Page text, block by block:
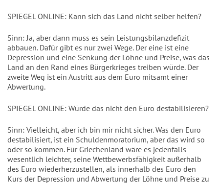
SPIEGEL ONLINE: Kann sich das Land nicht selber helfen?
Sinn: Ja, aber dann muss es sein Leistungsbilanzdefizit
abbauen. Dafür gibt es nur zwei Wege. Der eine ist eine
Depression und eine Senkung der Löhne und Preise, was das
Land an den Rand eines Bürgerkrieges treiben würde. Der
zweite Weg ist ein Austritt aus dem Euro mitsamt einer
Abwertung.
SPIEGEL ONLINE: Würde das nicht den Euro destabilisieren?
Sinn: Vielleicht, aber ich bin mir nicht sicher. Was den Euro
destabilisiert, ist ein Schuldenmoratorium, aber das wird so
oder so kommen. Für Griechenland wäre es jedenfalls
wesentlich leichter, seine Wettbewerbsfähigkeit außerhalb
des Euro wiederherzustellen, als innerhalb des Euro den
Kurs der Depression und Abwertung der Löhne und Preise zu